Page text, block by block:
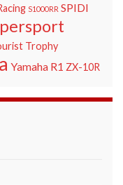
S1000RR SPIDI
Trophy
Yamaha R1 ZX-10R